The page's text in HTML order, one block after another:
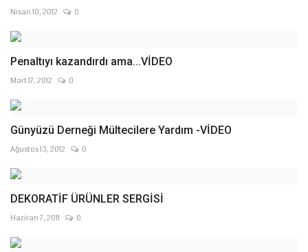
Nisan 10, 2012 0
Penaltıyı kazandırdı ama...VİDEO
Mart 17, 2012 0
Günyüzü Derneği Mültecilere Yardım -VİDEO
Ağustos 13, 2012 0
DEKORATİF ÜRÜNLER SERGİSİ
Haziran 7, 2011 0